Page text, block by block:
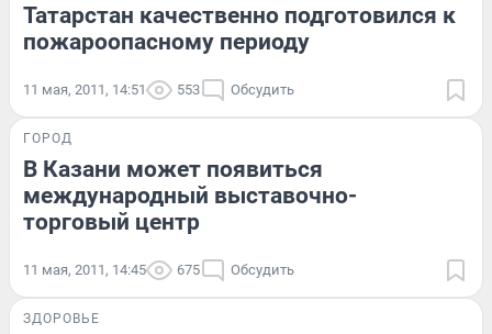
Татарстан качественно подготовился к
пожароопасному периоду
11 мая, 2011, 14:51 553 Обсудить
ГОРОД
В Казани может появиться
международный выставочно-
торговый центр
11 мая, 2011, 14:45 675 Обсудить
ЗДОРОВЬЕ